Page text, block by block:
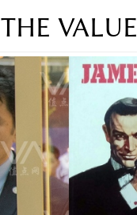
THE VALUE